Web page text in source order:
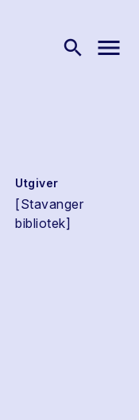
search menu
Utgiver
[Stavanger
bibliotek]